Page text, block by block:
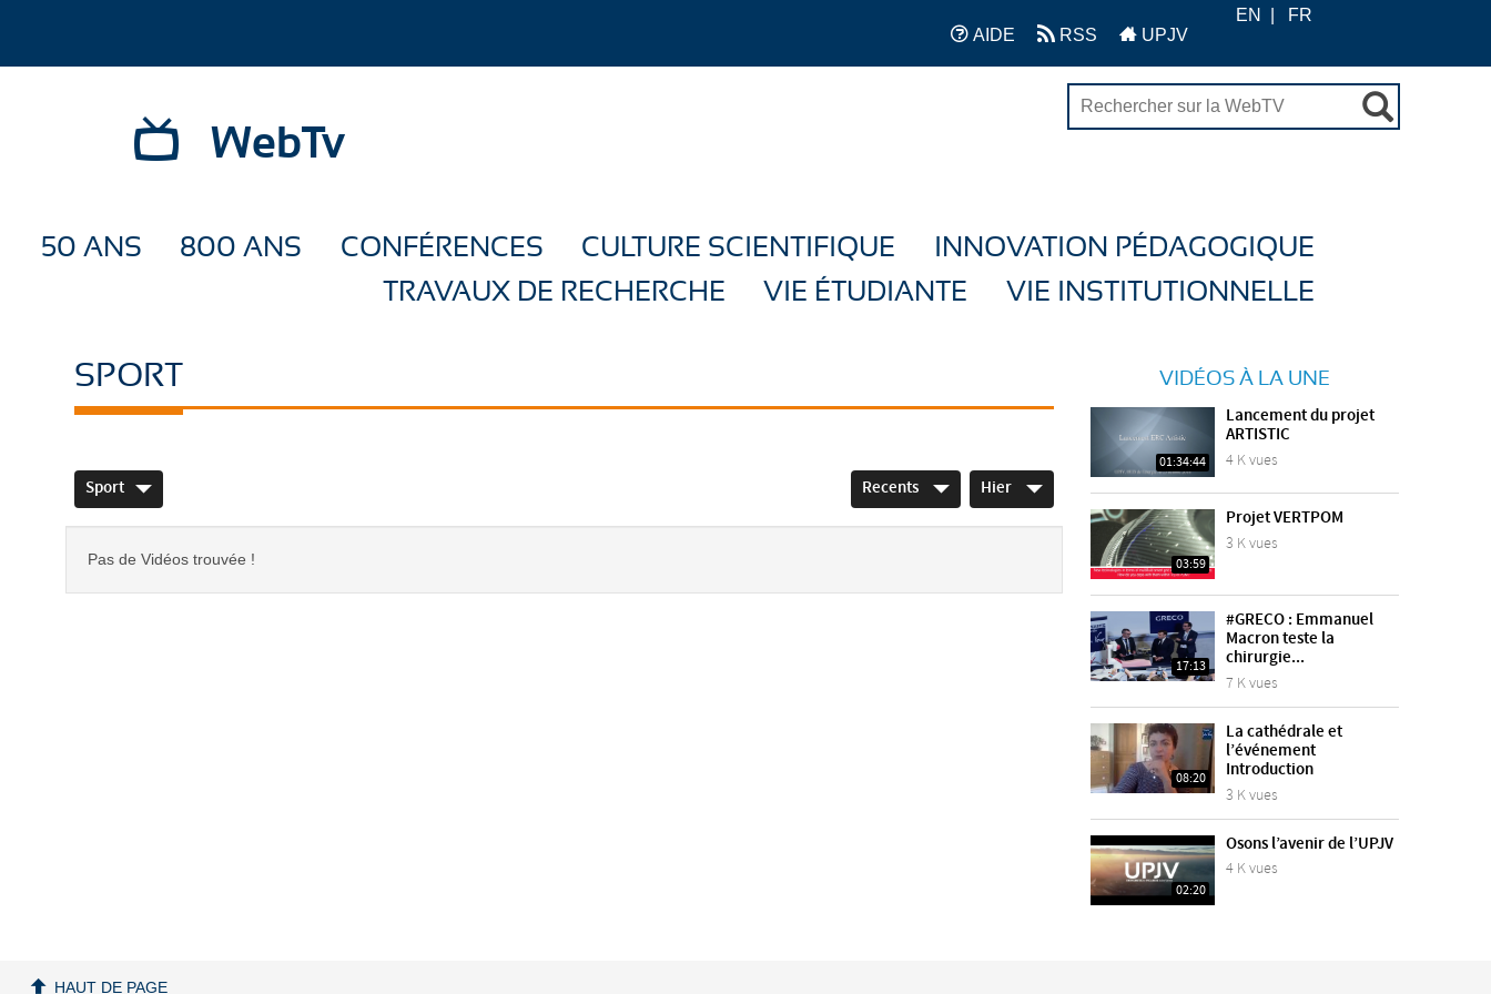
AIDE RSS UPJV
EN FR
WebTv
50 ANS 800 ANS CONFÉRENCES CULTURE SCIENTIFIQUE
INNOVATION PÉDAGOGIQUE
TRAVAUX DE RECHERCHE
VIE ÉTUDIANTE VIE INSTITUTIONNELLE
SPORT
Sport Recents Hier
Pas de Vidéos trouvée !
VIDÉOS À LA UNE
01:34:44
Lancement du projet
ARTISTIC
4 K vues
03:59
Projet VERTPOM
3 K vues
17:13
#GRECO : Emmanuel
Macron teste la
chirurgie...
7 K vues
08:20
La cathédrale et
l’événement
Introduction
3 K vues
02:20
Osons l’avenir de l’UPJV
4 K vues
HAUT DE PAGE